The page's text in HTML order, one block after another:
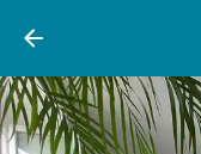
Billeder